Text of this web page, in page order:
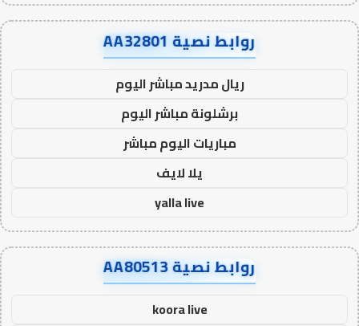
روابط نصية AA32801
ريال مدريد مباشر اليوم
برشلونة مباشر اليوم
مباريات اليوم مباشر
يلا لايف
yalla live
روابط نصية AA80513
koora live